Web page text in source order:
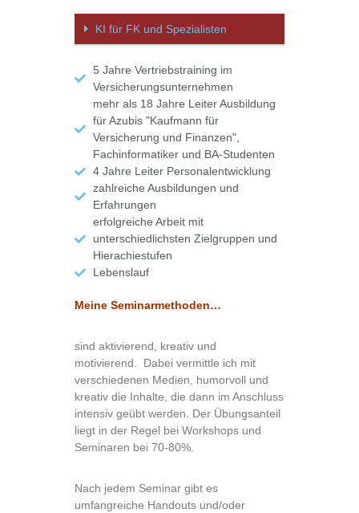
KI für FK und Spezialisten
5 Jahre Vertriebstraining im
Versicherungsunternehmen
mehr als 18 Jahre Leiter Ausbildung
für Azubis "Kaufmann für
Versicherung und Finanzen",
Fachinformatiker und BA-Studenten
4 Jahre Leiter Personalentwicklung
zahlreiche Ausbildungen und
Erfahrungen
erfolgreiche Arbeit mit
unterschiedlichsten Zielgruppen und
Hierachiestufen
Lebenslauf
Meine Seminarmethoden…
sind aktivierend, kreativ und
motivierend. Dabei vermittle ich mit
verschiedenen Medien, humorvoll und
kreativ die Inhalte, die dann im Anschluss
intensiv geübt werden. Der Übungsanteil
liegt in der Regel bei Workshops und
Seminaren bei 70-80%.
Nach jedem Seminar gibt es
umfangreiche Handouts und/oder